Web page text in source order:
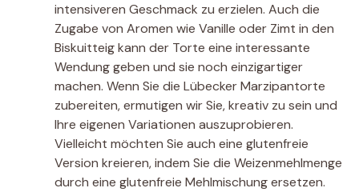
intensiveren Geschmack zu erzielen. Auch die
Zugabe von Aromen wie Vanille oder Zimt in den
Biskuitteig kann der Torte eine interessante
Wendung geben und sie noch einzigartiger
machen. Wenn Sie die Lübecker Marzipantorte
zubereiten, ermutigen wir Sie, kreativ zu sein und
Ihre eigenen Variationen auszuprobieren.
Vielleicht möchten Sie auch eine glutenfreie
Version kreieren, indem Sie die Weizenmehlmenge
durch eine glutenfreie Mehlmischung ersetzen.